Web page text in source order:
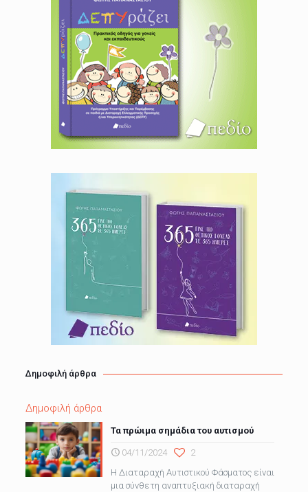
Δημοφιλή άρθρα
Δημοφιλή άρθρα
Τα πρώιμα σημάδια του αυτισμού
04/11/2024
2
H Διαταραχή Αυτιστικού Φάσματος είναι
μια σύνθετη αναπτυξιακή διαταραχή